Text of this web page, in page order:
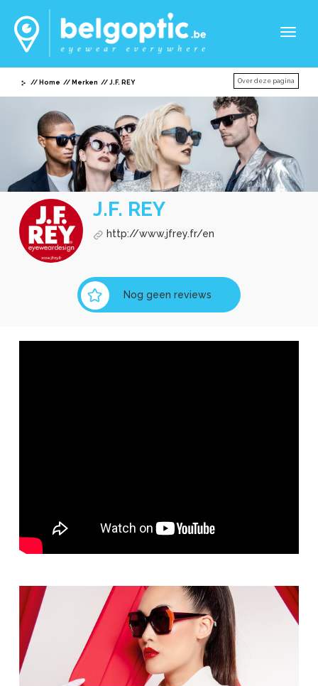
Home Merken J.F. REY Over deze pagina
J.F. REY
http://www.jfrey.fr/en
Nog geen reviews